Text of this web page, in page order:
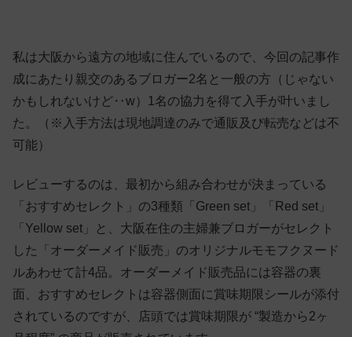
私は大阪から遠方の地域に住んでいるので、今回の記事作
成にあたり親交のあるブロガー2名と一般の方（じゃない
かもしれないけど‥w）1名の協力を得て入手が叶いまし
た。（※入手方法は現地調達のみで通販及び転売などは不
可能）
レビューするのは、最初から組み合わせが決まっている
「おすすめセレクト」の3種類「Green set」「Red set」
「Yellow set」と、大阪在住の主婦兼ブロガーがセレクト
した「オーダーメイド販売」のオリジナルモモフクヌード
ルあわせて計4品。オーダーメイド販売品には容器の裏
面、おすすめセレクトは容器側面に賞味期限シールが添付
されているのですが、店頭では賞味期限が “製造から2ヶ